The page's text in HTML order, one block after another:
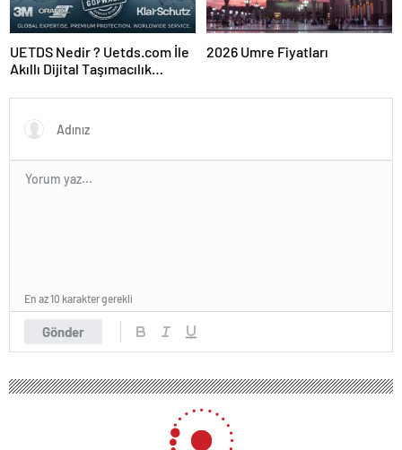
UETDS Nedir ? Uetds.com İle
Akıllı Dijital Taşımacılık
2026 Umre Fiyatları
Gönder
En az 10 karakter gerekli